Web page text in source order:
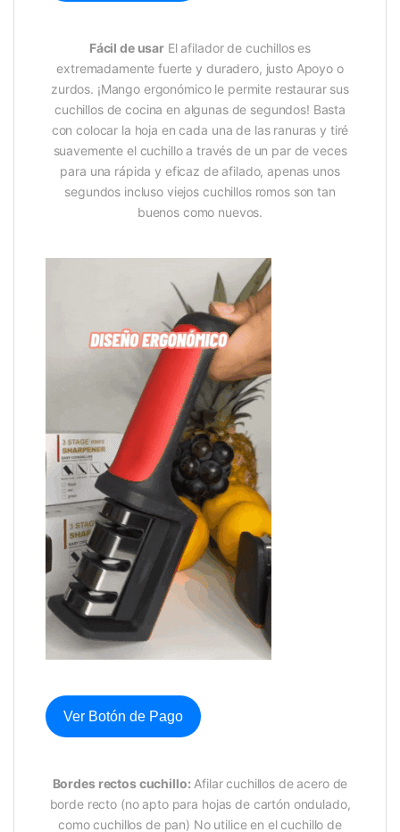
Fácil de usar El afilador de cuchillos es
extremadamente fuerte y duradero, justo Apoyo o
zurdos. ¡Mango ergonómico le permite restaurar sus
cuchillos de cocina en algunas de segundos! Basta
con colocar la hoja en cada una de las ranuras y tiré
suavemente el cuchillo a través de un par de veces
para una rápida y eficaz de afilado, apenas unos
segundos incluso viejos cuchillos romos son tan
buenos como nuevos.
Ver Botón de Pago
Bordes rectos cuchillo: Afilar cuchillos de acero de
borde recto (no apto para hojas de cartón ondulado,
como cuchillos de pan) No utilice en el cuchillo de